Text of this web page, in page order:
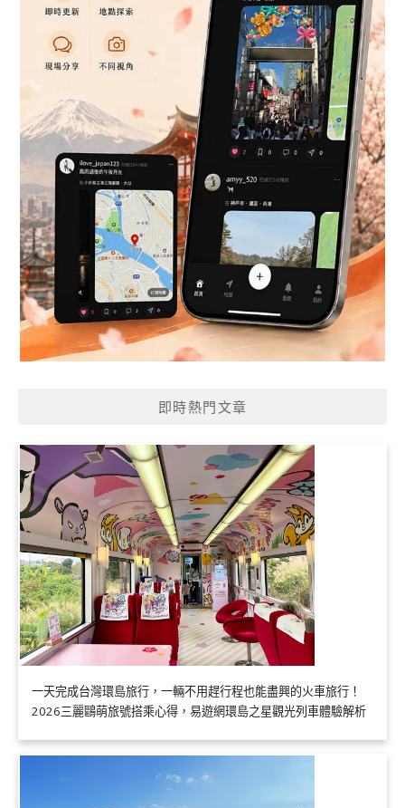
即時熱門文章
一天完成台灣環島旅行，一輛不用趕行程也能盡興的火車旅行！
2026三麗鷗萌旅號搭乘心得，易遊網環島之星觀光列車體驗解析